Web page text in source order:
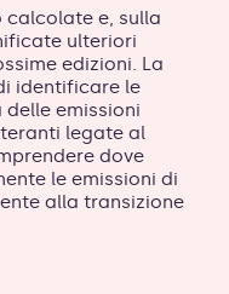
calcolate e, sulla
ulteriori
edizioni. La
identificare le
emissioni
legate al
dove
le emissioni di
alla transizione